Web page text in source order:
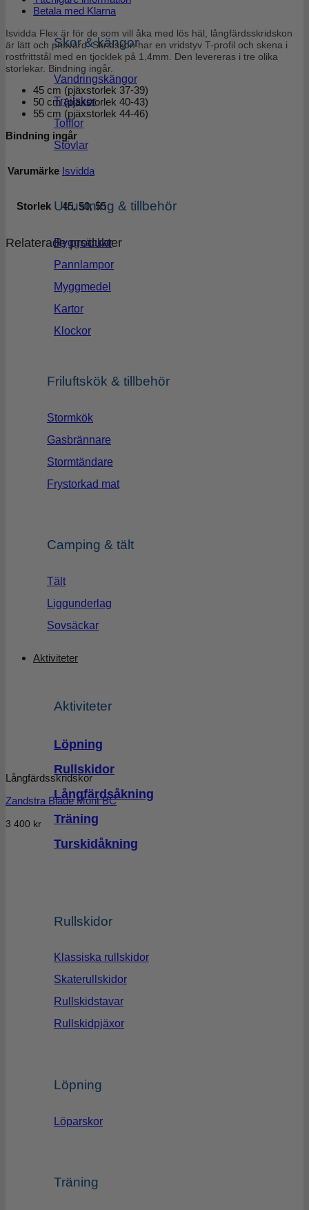
Skor & kängor
Vandringskängor
Trailskor
Tofflor
Stövlar
Utrustning & tillbehör
Ryggsäckar
Pannlampor
Myggmedel
Kartor
Klockor
Friluftskök & tillbehör
Stormkök
Gasbrännare
Stormtändare
Frystorkad mat
Camping & tält
Tält
Liggunderlag
Sovsäckar
Aktiviteter
Aktiviteter
Löpning
Rullskidor
Långfärdsåkning
Träning
Turskidåkning
Rullskidor
Klassiska rullskidor
Skaterullskidor
Rullskidstavar
Rullskidpjäxor
Löpning
Löparskor
Träning
Betala med Klarna
Isvidda Flex är för de som vill åka med lös häl, långfärdsskridskon
är lätt och prisvärd. Skridskon har en vridstyv T-profil och skena i
rostfrittstål med en tjocklek på 1,4mm. Den levereras i tre olika
storlekar. Bindning ingår.
45 cm (pjäxstorlek 37-39)
50 cm (pjäxstorlek 40-43)
55 cm (pjäxstorlek 44-46)
Bindning ingår
Varumärke Isvidda
Storlek 45, 50, 55
Relaterade produkter
Långfärdsskridskor
Zandstra Blade Mont BC
3 400 kr